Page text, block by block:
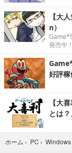
【大
n）
発売中！
好評稼
【大
とは
ホーム › PC › Windows